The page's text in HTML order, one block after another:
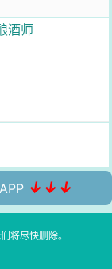
酒师
↓↓↓
将尽快删除。